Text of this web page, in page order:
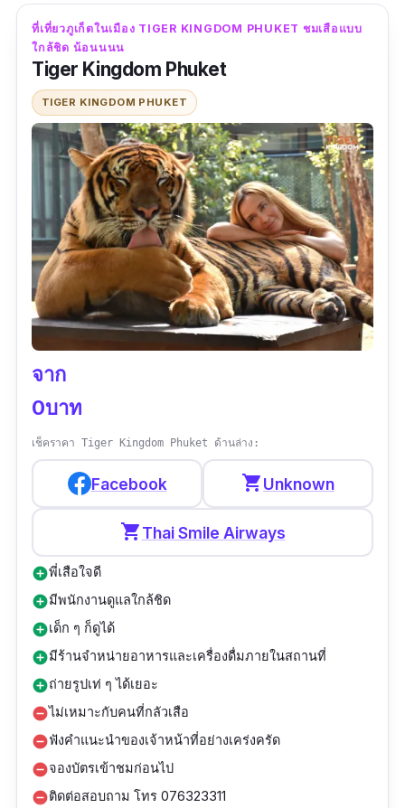
ออกกำลังกายท่ามกลางธรรมชาติด้วย แถมได้เจอ
เจ้าจ๋อ ลิงเจี๊ยก ๆ ที่อยู่บริเวณเขาโต๊ะแซะด้วยนะ
คะ
ข้อมูลเฉพาะ
พิกัด Google map :
https://goo.gl/maps/JZ8cpT3UAUiMeBCA
6?coh=178571&entry=tt
เวลาทำการ :เปิดทุกวัน 06:00–20:00 น.
ประเภทของที่เที่ยว :อุทยาน/แหล่งท่องเที่ยว
ทางธรรมชาติ
รีวิว :
“เป็นได้ทั้งจุดชมวิว ชมพระอาทิตย์ตก และ
เป็นทั้งที่ออกกำลังกาย และสิ่งศักดิ์สิทธิ์ วิวสวย
ที่เที่ยวภูเก็ตในเมือง TIGER KINGDOM PHUKET ชมเสือแบบ
ใกล้ชิด น้อนนนน
Tiger Kingdom Phuket
TIGER KINGDOM PHUKET
จาก
0บาท
เช็คราคา Tiger Kingdom Phuket ด้านล่าง:
Facebook shopping_cartUnknown
shopping_cartThai Smile Airways
add_circleพี่เสือใจดี
add_circleมีพนักงานดูแลใกล้ชิด
add_circleเด็ก ๆ ก็ดูได้
add_circleมีร้านจำหน่ายอาหารและเครื่องดื่มภายในสถานที่
add_circleถ่ายรูปเท่ ๆ ได้เยอะ
remove_circleไม่เหมาะกับคนที่กลัวเสือ
remove_circleฟังคำแนะนำของเจ้าหน้าที่อย่างเคร่งครัด
remove_circleจองบัตรเข้าชมก่อนไป
remove_circleติดต่อสอบถาม โทร 076323311